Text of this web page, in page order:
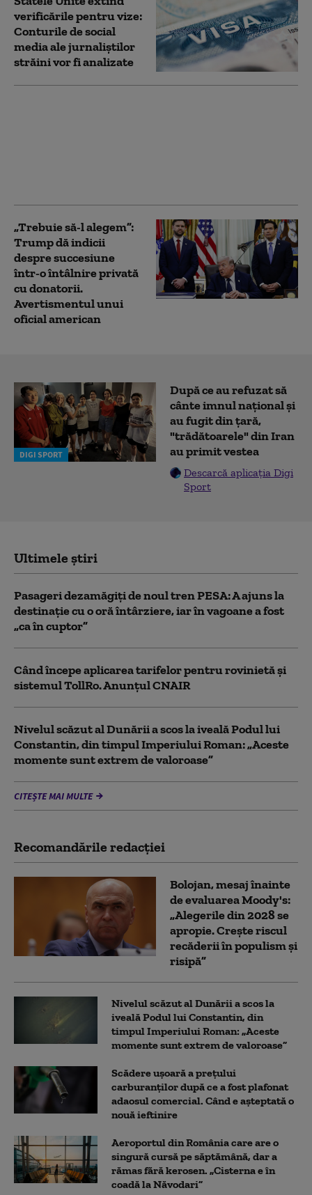
verificările pentru vize:
Conturile de social
media ale jurnaliștilor
străini vor fi analizate
„Trebuie să-l alegem”:
Trump dă indicii
despre succesiune
într-o întâlnire privată
cu donatorii.
Avertismentul unui
oficial american
DIGI SPORT
După ce au refuzat să
cânte imnul naţional şi
au fugit din ţară,
"trădătoarele" din Iran
au primit vestea
Descarcă aplicația Digi
Sport
Ultimele știri
Pasageri dezamăgiți de noul tren PESA: A ajuns la
destinație cu o oră întârziere, iar în vagoane a fost
„ca în cuptor”
Când începe aplicarea tarifelor pentru rovinietă şi
sistemul TollRo. Anunțul CNAIR
Nivelul scăzut al Dunării a scos la iveală Podul lui
Constantin, din timpul Imperiului Roman: „Aceste
momente sunt extrem de valoroase”
CITEȘTE MAI MULTE
Recomandările redacţiei
Bolojan, mesaj înainte
de evaluarea Moody's:
„Alegerile din 2028 se
apropie. Crește riscul
recăderii în populism și
risipă”
Nivelul scăzut al Dunării a scos la
iveală Podul lui Constantin, din
timpul Imperiului Roman: „Aceste
momente sunt extrem de valoroase”
Scădere ușoară a prețului
carburanților după ce a fost plafonat
adaosul comercial. Când e așteptată o
nouă ieftinire
Aeroportul din România care are o
singură cursă pe săptămână, dar a
rămas fără kerosen. „Cisterna e în
coadă la Năvodari”